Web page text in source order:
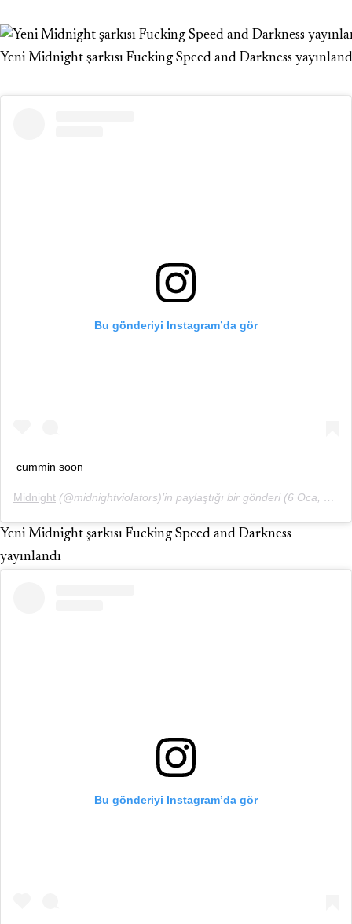
Yeni Midnight şarkısı Fucking Speed and Darkness
Bu gönderiyi Instagram’da gör
cummin soon
Midnight (@midnightviolators)’in paylaştığı bir gönderi (6 Oca, 2020, 2:40ös PST
Yeni Midnight şarkısı Fucking Speed and Darkness
yayınlandı
Bu gönderiyi Instagram’da gör